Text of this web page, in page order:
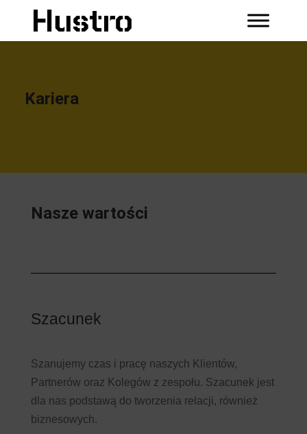
Kariera
Nasze wartości
Szacunek
Szanujemy czas i pracę naszych Klientów,
Partnerów oraz Kolegów z zespołu. Szacunek jest
dla nas podstawą do tworzenia relacji, również
biznesowych.